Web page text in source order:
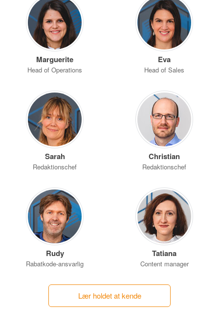
Marguerite
Head of Operations
Eva
Head of Sales
Sarah
Redaktionschef
Christian
Redaktionschef
Rudy
Rabatkode-ansvarlig
Tatiana
Content manager
Lær holdet at kende